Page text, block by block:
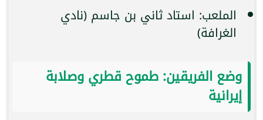
الملعب: استاد ثاني بن جاسم (نادي
الغرافة)
وضع الفريقين: طموح قطري وصلابة
إيرانية